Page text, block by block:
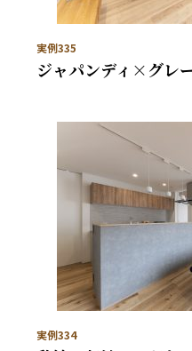
実例335
ジャパンディ×グレ
実例334